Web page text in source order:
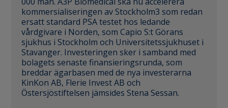
kommersialiseringen av Stockholm3 som redan
ersatt standard PSA testet hos ledande
vårdgivare i Norden, som Capio S:t Görans
sjukhus i Stockholm och Universitetssjukhuset i
Stavanger. Investeringen sker i samband med
bolagets senaste finansieringsrunda, som
breddar ägarbasen med de nya investerarna
KinKon AB, Flerie Invest AB och
Östersjöstiftelsen jämsides Stena Sessan.